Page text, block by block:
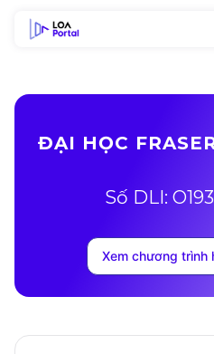
ĐẠI HỌC
Số DLI:
Xem chương trình